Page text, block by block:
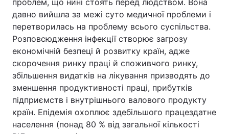
проблем, що нині стоять перед людством. Вона
давно вийшла за межі суто медичної проблеми і
перетворилась на проблему всього суспільства.
Розповсюдження інфекції створює загрозу
економічній безпеці й розвитку країн, адже
скорочення ринку праці й споживчого ринку,
збільшення видатків на лікування призводять до
зменшення продуктивності праці, прибутків
підприємств і внутрішнього валового продукту
країн. Епідемія охоплює здебільшого працездатне
населення (понад 80 % від загальної кількості